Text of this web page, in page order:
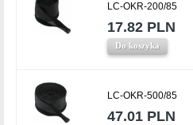
LC-OKR-200/85
17.82 PLN
Do koszyka
LC-OKR-500/85
47.01 PLN